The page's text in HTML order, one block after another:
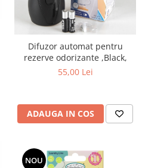
Difuzor automat pentru
rezerve odorizante ,Black,
55,00 Lei
ADAUGA IN COS
NOU